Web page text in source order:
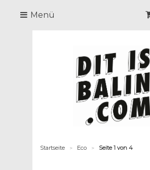
Menü
Startseite > Eco > Seite 1 von 4